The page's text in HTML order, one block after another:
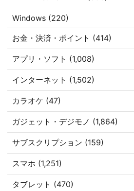
Windows (220)
お金・決済・ポイント (414)
アプリ・ソフト (1,008)
インターネット (1,502)
カラオケ (47)
ガジェット・デジモノ (1,864)
サブスクリプション (159)
スマホ (1,251)
タブレット (470)